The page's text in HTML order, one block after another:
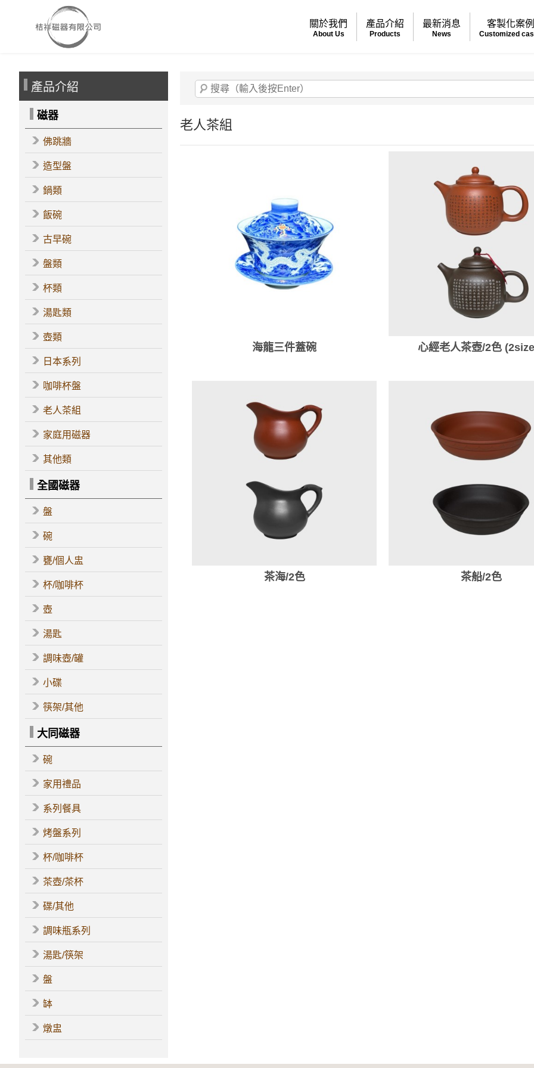
關於我們
About Us
產品介紹
Products
最新消息
News
客製化案例
Customized
產品介紹
磁器
佛跳牆
造型盤
鍋類
飯碗
古早碗
盤類
杯類
湯匙類
壺類
日本系列
咖啡杯盤
老人茶組
家庭用磁器
其他類
全國磁器
盤
碗
甕/個人盅
杯/咖啡杯
壺
湯匙
調味壺/罐
小碟
筷架/其他
大同磁器
碗
家用禮品
系列餐具
烤盤系列
杯/咖啡杯
茶壺/茶杯
碟/其他
調味瓶系列
湯匙/筷架
盤
缽
燉盅
老人茶組
海龍三件蓋碗 心經老人茶壺/2色
茶海/2色 茶船/2色